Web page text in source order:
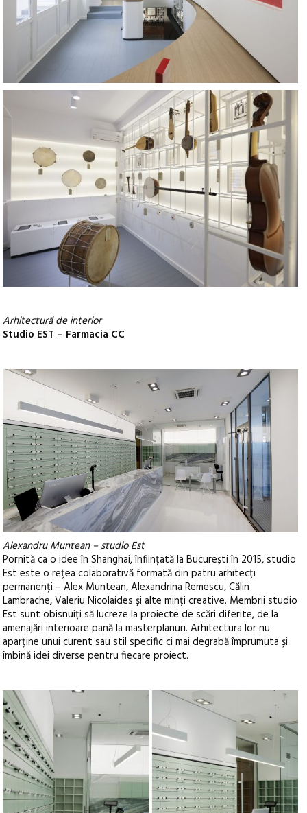
Arhitectură de interior
Studio EST – Farmacia CC
Alexandru Muntean – studio Est
Pornită ca o idee în Shanghai, înființată la București în 2015, studio
Est este o rețea colaborativă formată din patru arhitecți
permanenți – Alex Muntean, Alexandrina Remescu, Călin
Lambrache, Valeriu Nicolaides și alte minți creative. Membrii studio
Est sunt obisnuiți să lucreze la proiecte de scări diferite, de la
amenajări interioare pană la masterplanuri. Arhitectura lor nu
aparține unui curent sau stil specific ci mai degrabă împrumuta și
îmbină idei diverse pentru fiecare proiect.